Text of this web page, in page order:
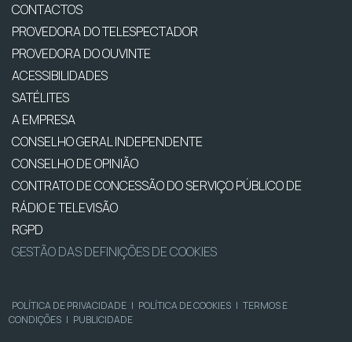
CONTACTOS
PROVEDORA DO TELESPECTADOR
PROVEDORA DO OUVINTE
ACESSIBILIDADES
SATÉLITES
A EMPRESA
CONSELHO GERAL INDEPENDENTE
CONSELHO DE OPINIÃO
CONTRATO DE CONCESSÃO DO SERVIÇO PÚBLICO DE
RÁDIO E TELEVISÃO
RGPD
GESTÃO DAS DEFINIÇÕES DE COOKIES
POLÍTICA DE PRIVACIDADE | POLÍTICA DE COOKIES | TERMOS E
CONDIÇÕES | PUBLICIDADE